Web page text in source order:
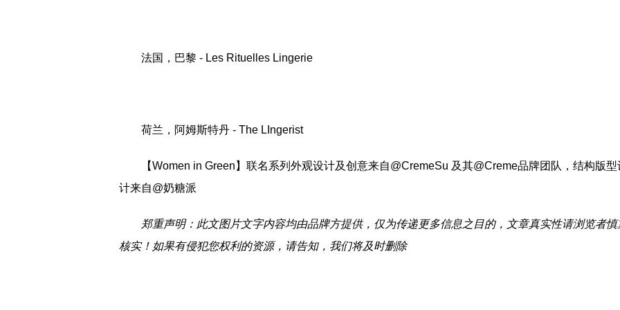
法国，巴黎 - Les Rituelles Lingerie
荷兰，阿姆斯特丹 - The LIngerist
【Women in Green】联名系列外观设计及创意来自@CremeSu 及其@Creme品牌团队，结构版型
计来自@奶糖派
郑重声明：此文图片文字内容均由品牌方提供，仅为传递更多信息之目的，文章真实性请浏览者慎
核实！如果有侵犯您权利的资源，请告知，我们将及时删除